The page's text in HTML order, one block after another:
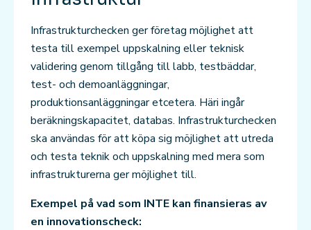
Infrastrukturchecken ger företag möjlighet att
testa till exempel uppskalning eller teknisk
validering genom tillgång till labb, testbäddar,
test- och demoanläggningar,
produktionsanläggningar etcetera. Häri ingår
beräkningskapacitet, databas. Infrastrukturchecken
ska användas för att köpa sig möjlighet att utreda
och testa teknik och uppskalning med mera som
infrastrukturerna ger möjlighet till.
Exempel på vad som INTE kan finansieras av
en innovationscheck: